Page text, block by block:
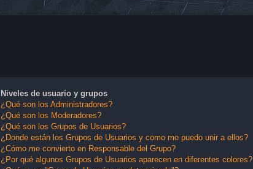
Niveles de usuario y grupos
¿Qué son los Administradores?
¿Qué son los Moderadores?
¿Qué son los Grupos de Usuarios?
¿Donde están los Grupos de Usuarios y como me puedo unir a ellos?
¿Cómo me convierto en Responsable del Grupo?
¿Por qué algunos Grupos de Usuarios aparecen en diferentes colores?